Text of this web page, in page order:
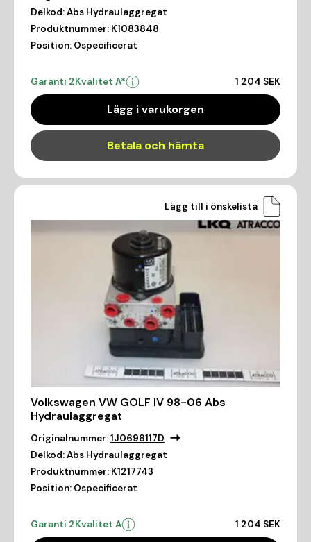
Delkod:Abs Hydraulaggregat
Produktnummer: K1083848
Position: Ospecificerat
Garanti 2Kvalitet A* 1 204 SEK
Lägg i varukorgen
Betala och hämta
Lägg till i önskelista
Volkswagen VW GOLF IV 98-06 Abs
Hydraulaggregat
Originalnummer:1J0698117D
Delkod:Abs Hydraulaggregat
Produktnummer: K1217743
Position: Ospecificerat
Garanti 2Kvalitet A 1 204 SEK